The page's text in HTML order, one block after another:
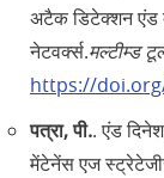
अटैक डिटेक्शन एंड
नेटवर्क्स.मल्टीम्ड
https://
पत्रा, पी.. एंड
मेंटेनेंस एज